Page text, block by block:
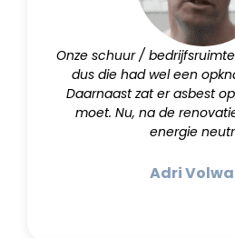
Onze schuur /
dus die had wel een
Daarnaast zat er asbest
moet. Nu, na de
energie
Adri